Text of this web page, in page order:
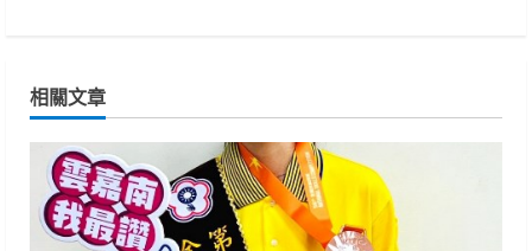
u
R
相關文章